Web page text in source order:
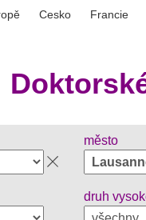
Cesko Francie
město
druh